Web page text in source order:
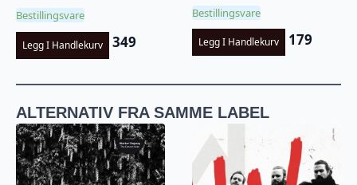
Bestillingsvare
Legg I Handlekurv 349
Bestillingsvare
Legg I Handlekurv 179
ALTERNATIV FRA SAMME LABEL